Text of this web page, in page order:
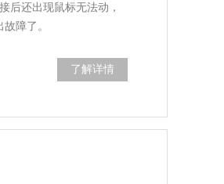
后还出现鼠标无法动，
故障了。
了解详情